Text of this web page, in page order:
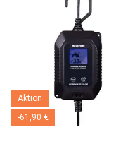
Aktion
-61,90 €